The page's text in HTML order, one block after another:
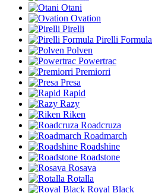
Otani
Ovation
Pirelli
Pirelli Formula
Polven
Powertrac
Premiorri
Presa
Rapid
Razy
Riken
Roadcruza
Roadmarch
Roadshine
Roadstone
Rosava
Rotalla
Royal Black